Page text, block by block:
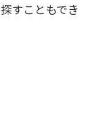
すこともでき